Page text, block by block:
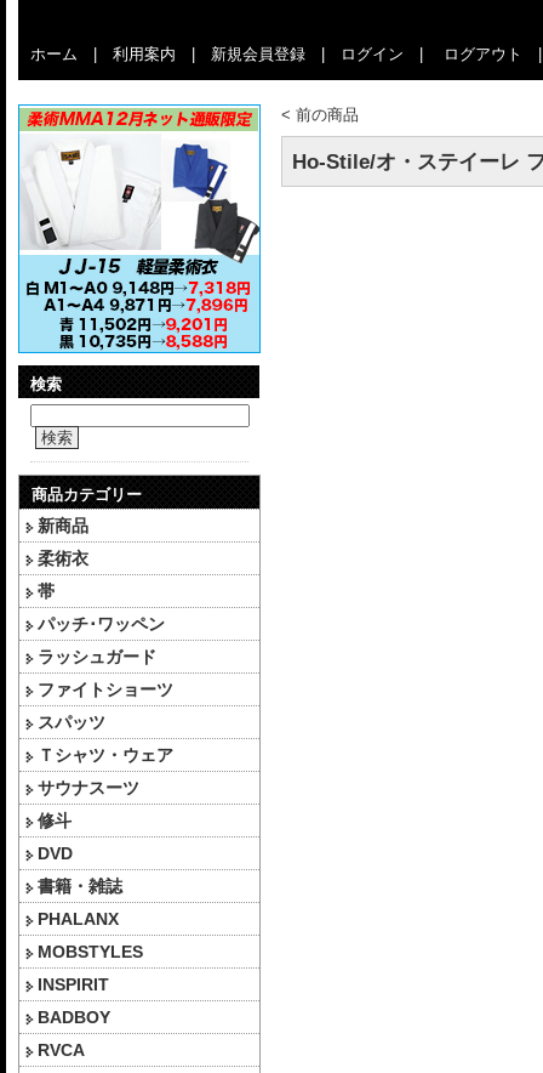
ホーム 利用案内 新規会員登録 ログイン ログアウト
検索
検索
商品カテゴリー
新商品
柔術衣
帯
パッチ･ワッペン
ラッシュガード
ファイトショーツ
スパッツ
Ｔシャツ・ウェア
サウナスーツ
修斗
DVD
書籍・雑誌
PHALANX
MOBSTYLES
INSPIRIT
BADBOY
RVCA
< 前の商品
Ho-Stile/オ・ステイーレ